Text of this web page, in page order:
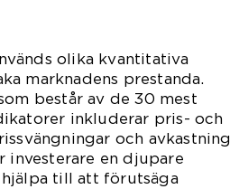
olika kvantitativa
marknadens prestanda.
består av de 30 mest
inkluderar pris- och
och avkastning
investerare en djupare
till att förutsäga